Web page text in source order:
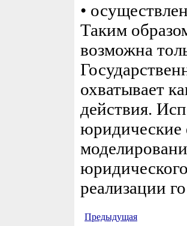
•
Таким
возможна
охватывает
действия.
юридические
реализации
Предыдущая